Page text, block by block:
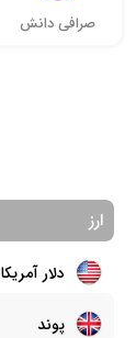
صرافی دانش
ارز
دلار آمریکا
پوند